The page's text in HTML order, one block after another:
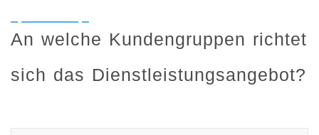
An welche Kundengruppen richtet
sich das Dienstleistungsangebot?